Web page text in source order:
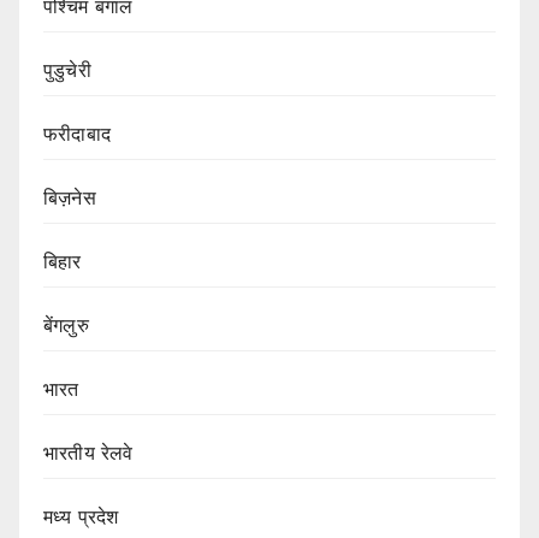
पश्चिम बंगाल
पुडुचेरी
फरीदाबाद
बिज़नेस
बिहार
बेंगलुरु
भारत
भारतीय रेलवे
मध्य प्रदेश